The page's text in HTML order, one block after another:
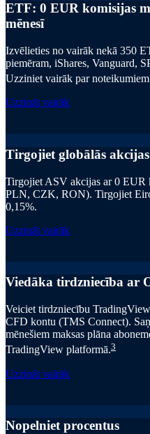
ETF: 0 EUR komisijas
mēnesī
Izvēlieties no vairāk nekā 350
piemēram, iShares, Vanguard,
Uzziniet vairāk par
Uzzināt vairāk
Tirgojiet globālās akcijas
Tirgojiet ASV akcijas ar 0 EUR
PLN, CZK, RON). Tirgojiet
0,15%.
Uzzināt vairāk
Viedāka tirdzniecība ar
Veiciet tirdzniecību
CFD kontu (TMS Connect).
mēnešiem maksas plāna
TradingView platformā.3
Uzzināt vairāk
Nopelniet procentus